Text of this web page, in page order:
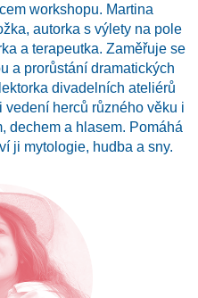
workshopu. Martina
autorka s výlety na pole
a terapeutka. Zaměřuje se
a prorůstání dramatických
divadelních ateliérů
herců různého věku i
dechem a hlasem. Pomáhá
ji mytologie, hudba a sny.